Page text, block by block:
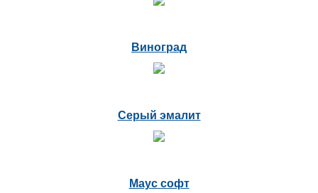
Виноград
Серый эмалит
Маус софт